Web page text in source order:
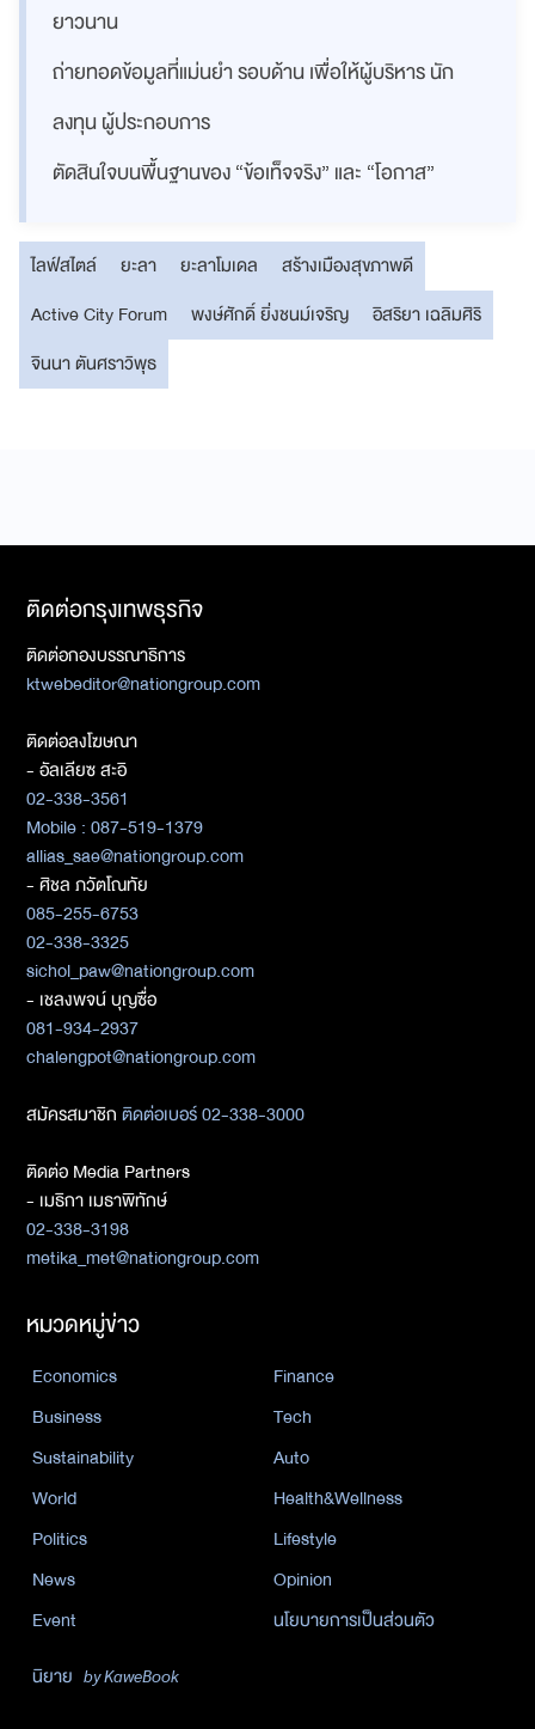
ยาวนาน
ถ่ายทอดข้อมูลที่แม่นยำ รอบด้าน เพื่อให้ผู้บริหาร นัก
ลงทุน ผู้ประกอบการ
ตัดสินใจบนพื้นฐานของ “ข้อเท็จจริง” และ “โอกาส”
ไลฟ์สไตล์ ยะลา ยะลาโมเดล
สร้างเมืองสุขภาพดี
Active City Forum
พงษ์ศักดิ์ ยิ่งชนม์เจริญ
อิสริยา เฉลิมศิริ
จินนา ตันศราวิพุธ
ติดต่อกรุงเทพธุรกิจ
ติดต่อกองบรรณาธิการ
ktwebeditor@nationgroup.com
ติดต่อลงโฆษณา
- อัลเลียซ สะอิ
02-338-3561
Mobile : 087-519-1379
allias_sae@nationgroup.com
- ศิชล ภวัตโณทัย
085-255-6753
02-338-3325
sichol_paw@nationgroup.com
- เชลงพจน์ บุญซื่อ
081-934-2937
chalengpot@nationgroup.com
สมัครสมาชิกติดต่อเบอร์ 02-338-3000
ติดต่อ Media Partners
- เมธิกา เมธาพิทักษ์
02-338-3198
metika_met@nationgroup.com
หมวดหมู่ข่าว
Economics
Finance
Business
Tech
Sustainability
Auto
World
Health&Wellness
Politics
Lifestyle
News
Opinion
Event
นโยบายการเป็นส่วนตัว
นิยาย by KaweBook